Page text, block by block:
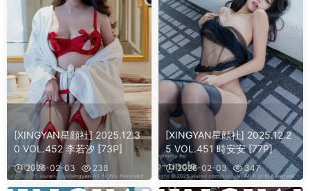
[XINGYAN星顔社] 2025.12.3
0 VOL.452 李若汐 [73P]
2026-02-03 238
[XINGYAN星顔社] 2025.12.2
5 VOL.451 時安安 [77P]
2026-02-03 347